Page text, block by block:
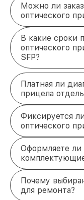
Можно ли
оптического
В какие сроки
оптического
SFP?
Платная ли
прицела
Фиксируется
оптического
Оформляете
Почему
для ремонта?